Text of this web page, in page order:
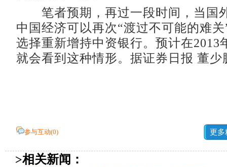
笔者预期，再过一段时间，当国
中国经济可以再次“渡过不可能的难
选择重新增持中资银行。预计在2013
就会看到这种情形。据证券日报 董少
参与互动(0) 更多
>相关新闻：